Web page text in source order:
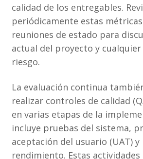
calidad de los entregables.
periódicamente estas
reuniones de estado para
actual del proyecto y
riesgo.
La evaluación continua
realizar controles de calidad
en varias etapas de la
incluye pruebas del sistema,
aceptación del usuario (UAT)
rendimiento. Estas actividades